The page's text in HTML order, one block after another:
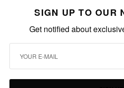
SIGN UP TO OUR
Get notified about